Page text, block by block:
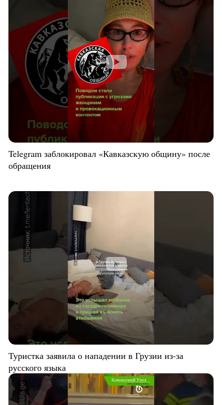
Telegram заблокировал «Кавказскую общину» после
обращения
Туристка заявила о нападении в Грузии из-за
русского языка